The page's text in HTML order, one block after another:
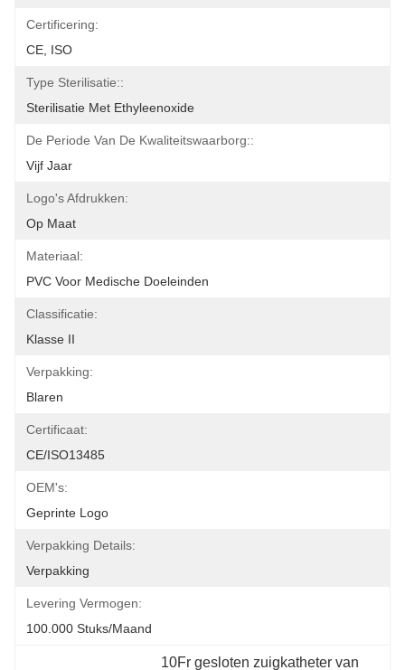
Certificering:
CE, ISO
Type Sterilisatie::
Sterilisatie Met Ethyleenoxide
De Periode Van De Kwaliteitswaarborg::
Vijf Jaar
Logo's Afdrukken:
Op Maat
Materiaal:
PVC Voor Medische Doeleinden
Classificatie:
Klasse II
Verpakking:
Blaren
Certificaat:
CE/ISO13485
OEM's:
Geprinte Logo
Verpakking Details:
Verpakking
Levering Vermogen:
100.000 Stuks/maand
10Fr gesloten zuigkatheter van